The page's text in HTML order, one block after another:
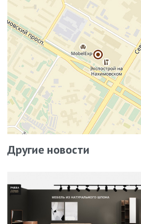
Другие новости